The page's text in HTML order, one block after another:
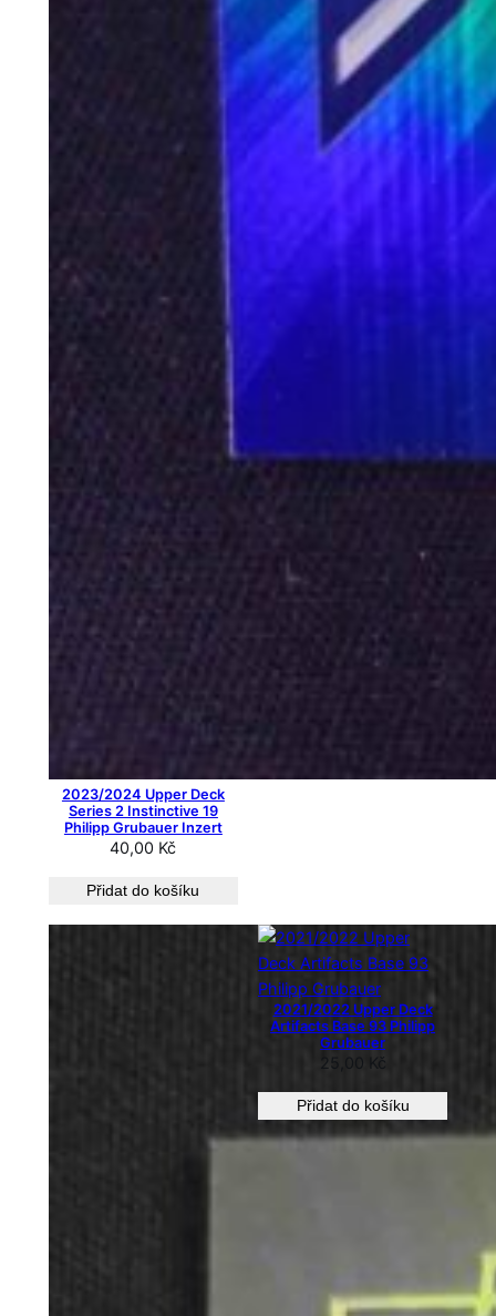
2023/2024 Upper Deck
Series 2 Instinctive 19
Philipp Grubauer Inzert
40,00 Kč
Přidat do košíku
2021/2022 Upper Deck
Artifacts Base 93 Philipp
Grubauer
25,00 Kč
Přidat do košíku